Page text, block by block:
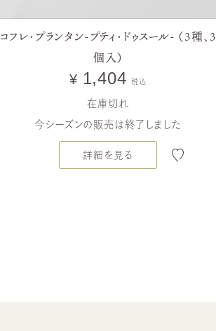
コフレ・プランタン-プティ・ドゥスール- （3種、3
個入）
¥ 1,404 税込
在庫切れ
今シーズンの販売は終了しました
詳細を見る